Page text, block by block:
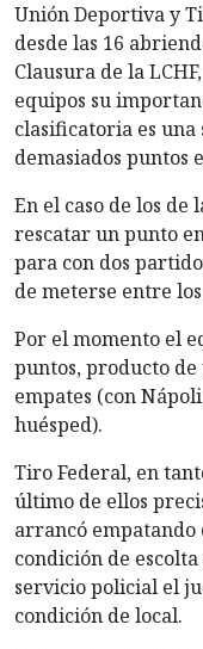
Unión Deportiva y
desde las 16
Clausura de la
equipos su
clasificatoria es
demasiados puntos
En el caso de los de
rescatar un punto
para con dos
de meterse entre
Por el momento el
puntos, producto
empates (con
huésped).
Tiro Federal, en
último de ellos
arrancó empatando
condición de
servicio policial el
condición de local.